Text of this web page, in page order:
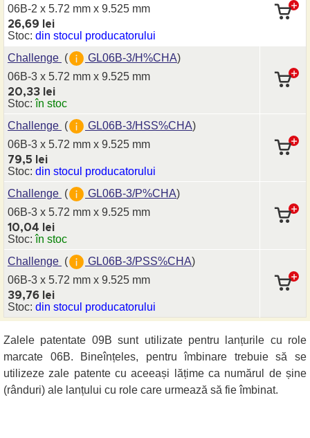
06B-2 x 5.72 mm x 9.525 mm
26,69 lei
Stoc: din stocul producatorului
Challenge ( GL06B-3/H%CHA)
06B-3 x 5.72 mm x 9.525 mm
20,33 lei
Stoc:în stoc
Challenge ( GL06B-3/HSS%CHA)
06B-3 x 5.72 mm x 9.525 mm
79,5 lei
Stoc: din stocul producatorului
Challenge ( GL06B-3/P%CHA)
06B-3 x 5.72 mm x 9.525 mm
10,04 lei
Stoc:în stoc
Challenge ( GL06B-3/PSS%CHA)
06B-3 x 5.72 mm x 9.525 mm
39,76 lei
Stoc: din stocul producatorului
Zalele patentate 09B sunt utilizate pentru lanțurile cu role
marcate 06B. Bineînțeles, pentru îmbinare trebuie să se
utilizeze zale patente cu aceeași lățime ca numărul de șine
(rânduri) ale lanțului cu role care urmează să fie îmbinat.